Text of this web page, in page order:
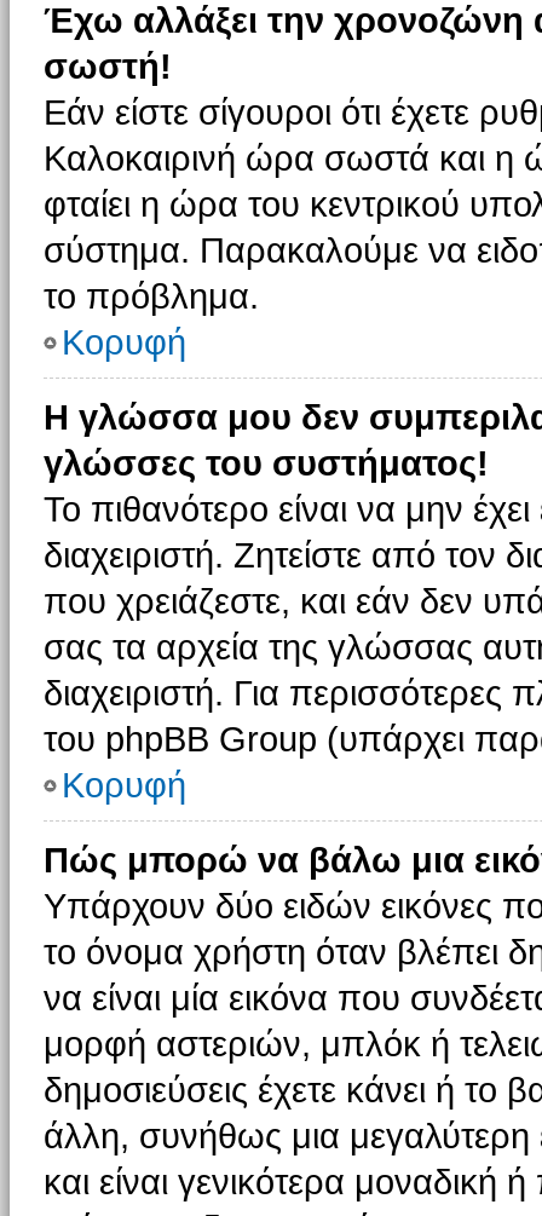
Έχω αλλάξει την χρονοζώνη
σωστή!
Εάν είστε σίγουροι ότι έχετε
Καλοκαιρινή ώρα σωστά και η
φταίει η ώρα του κεντρικού
σύστημα. Παρακαλούμε να
το πρόβλημα.
Κορυφή
Η γλώσσα μου δεν
γλώσσες του συστήματος!
Το πιθανότερο είναι να μην
διαχειριστή. Ζητείστε από τον
που χρειάζεστε, και εάν δεν
σας τα αρχεία της γλώσσας
διαχειριστή. Για περισσότερες
του phpBB Group (υπάρχει
Κορυφή
Πώς μπορώ να βάλω μια
Υπάρχουν δύο ειδών εικόνες
το όνομα χρήστη όταν βλέπει
να είναι μία εικόνα που
μορφή αστεριών, μπλόκ ή
δημοσιεύσεις έχετε κάνει ή
άλλη, συνήθως μια
και είναι γενικότερα